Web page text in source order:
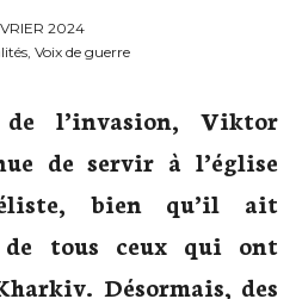
2024
Voix de guerre
l’invasion, Viktor
de servir à l’église
bien qu’il ait
de tous ceux qui ont
Désormais, des